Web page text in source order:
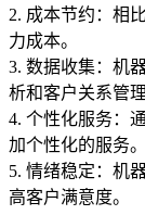
2. 成本节约：相
力成本。
3. 数据收集：机
析和客户关系管
4. 个性化服务：
加个性化的服务。
5. 情绪稳定：机
高客户满意度。